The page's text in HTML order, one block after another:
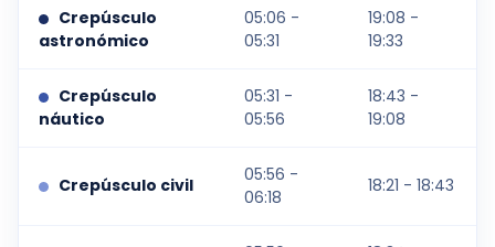
Crepúsculo
astronómico
05:06 -
05:31
19:08 -
19:33
Crepúsculo
náutico
05:31 -
05:56
18:43 -
19:08
Crepúsculo civil
05:56 -
06:18
18:21 - 18:43